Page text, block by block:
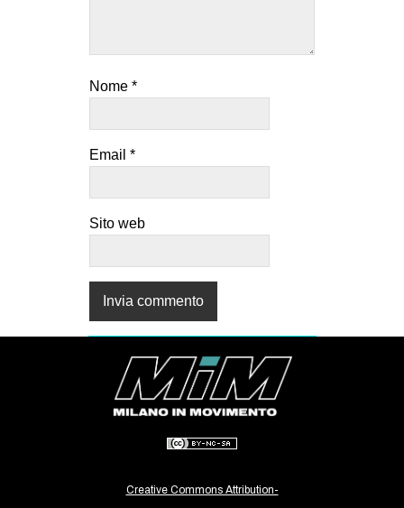
Nome *
Email *
Sito web
Creative Commons Attribution-